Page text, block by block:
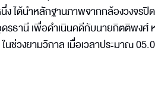
ได้นำหลักฐานภาพจากกล้องวงจรปิด
รธานี เพื่อดำเนินคดีกับนายกิตติพงศ์
วงยามวิกาล เมื่อเวลาประมาณ